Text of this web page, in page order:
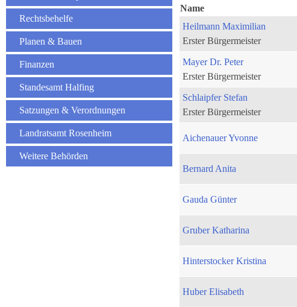
Rechtsbehelfe
Planen & Bauen
Finanzen
Standesamt Halfing
Satzungen & Verordnungen
Landratsamt Rosenheim
Weitere Behörden
Name
Heilmann Maximilian
Erster Bürgermeister
Mayer Dr. Peter
Erster Bürgermeister
Schlaipfer Stefan
Erster Bürgermeister
Aichenauer Yvonne
Bernard Anita
Gauda Günter
Gruber Katharina
Hinterstocker Kristina
Huber Elisabeth